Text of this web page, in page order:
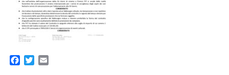
Facebook
Twitter